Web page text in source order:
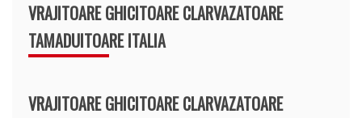
VRAJITOARE GHICITOARE CLARVAZATOARE
TAMADUITOARE ITALIA
VRAJITOARE GHICITOARE CLARVAZATOARE